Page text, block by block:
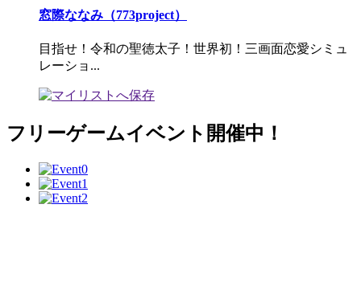
窓際ななみ（773project）
目指せ！令和の聖徳太子！世界初！三画面恋愛シミュ
レーショ...
フリーゲームイベント開催中！